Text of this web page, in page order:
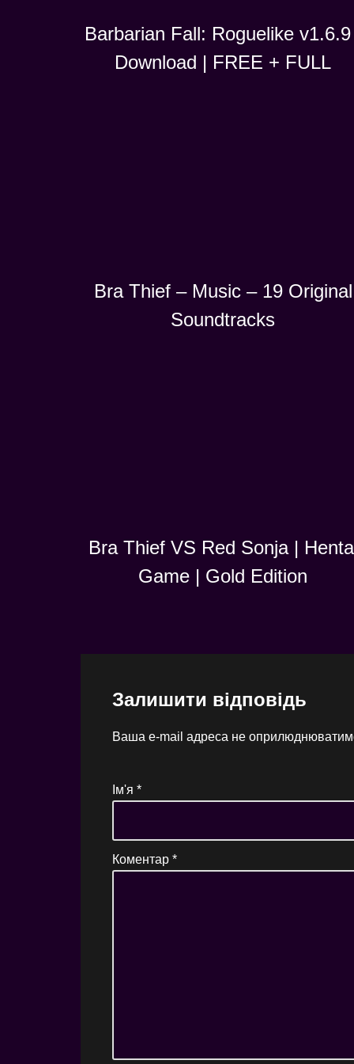
Barbarian Fall: Roguelike
Download | FREE + FULL
Bra Thief – Music – 19 Original
Soundtracks
Bra Thief VS Red Sonja |
Game | Gold Edition
Залишити відповідь
Ваша e-mail адреса не
Ім'я *
Коментар *